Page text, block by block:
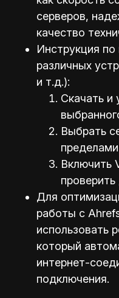
серверов,
качество
Инструкция по
различных
и т.д.):
Скачать и
Выбрать
Включить
Для
работы с
использовать
который
интернет-
подключения.